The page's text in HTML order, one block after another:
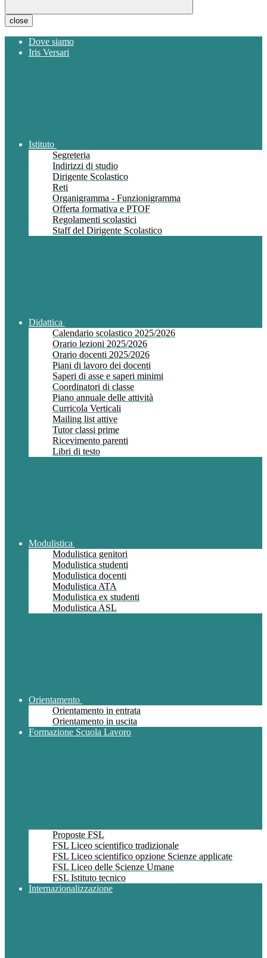
close
Dove siamo
Iris Versari
Istituto
Segreteria
Indirizzi di studio
Dirigente Scolastico
Reti
Organigramma - Funzionigramma
Offerta formativa e PTOF
Regolamenti scolastici
Staff del Dirigente Scolastico
Didattica
Calendario scolastico 2025/2026
Orario lezioni 2025/2026
Orario docenti 2025/2026
Piani di lavoro dei docenti
Saperi di asse e saperi minimi
Coordinatori di classe
Piano annuale delle attività
Curricola Verticali
Mailing list attive
Tutor classi prime
Ricevimento parenti
Libri di testo
Modulistica
Modulistica genitori
Modulistica studenti
Modulistica docenti
Modulistica ATA
Modulistica ex studenti
Modulistica ASL
Orientamento
Orientamento in entrata
Orientamento in uscita
Formazione Scuola Lavoro
Proposte FSL
FSL Liceo scientifico tradizionale
FSL Liceo scientifico opzione Scienze applicate
FSL Liceo delle Scienze Umane
FSL Istituto tecnico
Internazionalizzazione